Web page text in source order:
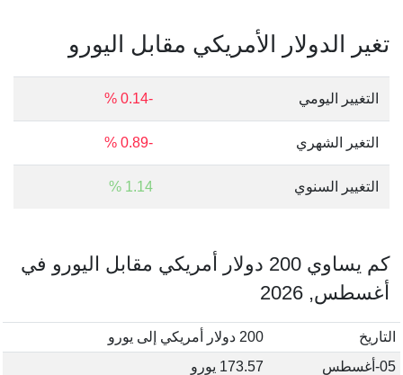
تغير الدولار الأمريكي مقابل اليورو
التغيير اليومي -0.14 %
التغير الشهري -0.89 %
التغيير السنوي 1.14 %
كم يساوي 200 دولار أمريكي مقابل اليورو في
أغسطس, 2026
التاريخ
200 دولار أمريكي إلى يورو
05-أغسطس
173.57 يورو